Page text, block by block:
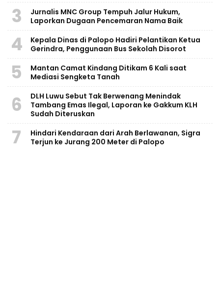
3
Jurnalis MNC Group Tempuh Jalur Hukum,
Laporkan Dugaan Pencemaran Nama Baik
4
Kepala Dinas di Palopo Hadiri Pelantikan Ketua
Gerindra, Penggunaan Bus Sekolah Disorot
5
Mantan Camat Kindang Ditikam 6 Kali saat
Mediasi Sengketa Tanah
6
DLH Luwu Sebut Tak Berwenang Menindak
Tambang Emas Ilegal, Laporan ke Gakkum KLH
Sudah Diteruskan
7
Hindari Kendaraan dari Arah Berlawanan, Sigra
Terjun ke Jurang 200 Meter di Palopo